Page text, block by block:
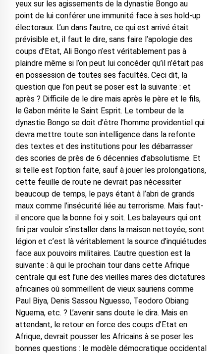
yeux sur les agissements de la dynastie Bongo au
point de lui conférer une immunité face à ses hold-up
électoraux. L’un dans l’autre, ce qui est arrivé était
prévisible et, il faut le dire, sans faire l’apologie des
coups d’Etat, Ali Bongo n’est véritablement pas à
plaindre même si l’on peut lui concéder qu’il n’était pas
en possession de toutes ses facultés. Ceci dit, la
question que l’on peut se poser est la suivante : et
après ? Difficile de le dire mais après le père et le fils,
le Gabon mérite le Saint Esprit. Le tombeur de la
dynastie Bongo se doit d’être l’homme providentiel qui
devra mettre toute son intelligence dans la refonte
des textes et des institutions pour les débarrasser
des scories de près de 6 décennies d’absolutisme. Et
si telle est l’option faite, sauf à jouer les prolongations,
cette feuille de route ne devrait pas nécessiter
beaucoup de temps, le pays étant à l’abri de grands
maux comme l’insécurité liée au terrorisme. Mais faut-
il encore que la bonne foi y soit. Les balayeurs qui ont
fini par vouloir s’installer dans la maison nettoyée, sont
légion et c’est là véritablement la source d’inquiétudes
face aux pouvoirs militaires. L’autre question est la
suivante : à qui le prochain tour dans cette Afrique
centrale qui est l’une des vieilles mares des dictatures
africaines où sommeillent de vieux sauriens comme
Paul Biya, Denis Sassou Nguesso, Teodoro Obiang
Nguema, etc. ? L’avenir sans doute le dira. Mais en
attendant, le retour en force des coups d’Etat en
Afrique, devrait pousser les Africains à se poser les
bonnes questions : le modèle démocratique occidental